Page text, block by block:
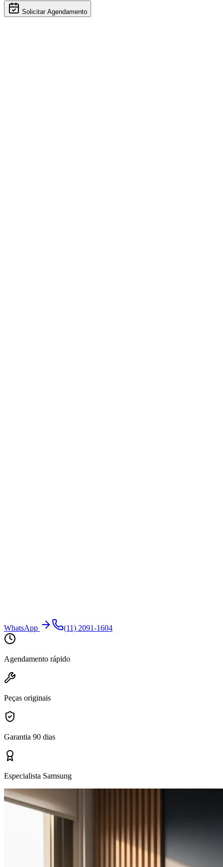
Solicitar Agendamento
WhatsApp (11) 2091-1604
Agendamento rápido
Peças originais
Garantia 90 dias
Especialista Samsung